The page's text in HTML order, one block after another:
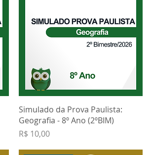
Simulado da Prova Paulista:
Geografia - 8º Ano (2ºBIM)
Preço
R$ 10,00